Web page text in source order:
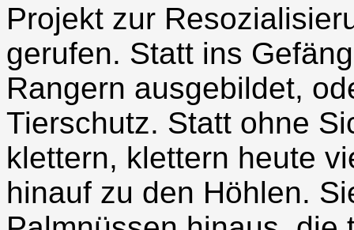
Projekt zur
gerufen. Statt ins
Rangern ausgebildet,
Tierschutz. Statt ohne
klettern, klettern heute
hinauf zu den Höhlen.